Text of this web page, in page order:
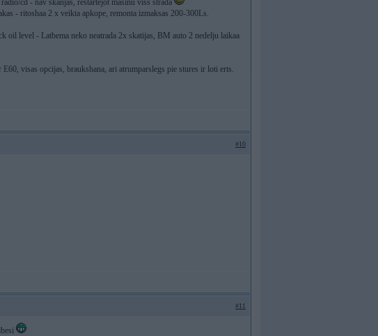
cd - nav skanjas, restartejot masinu viss strada
- ritoshaa 2 x veikta apkope, remonta izmaksas 200-300Ls.
oil level - Latbema neko neatrada 2x skatijas, BM auto 2 nedelju laikaa
visas opcijas, braukshana, ari atrumparslegs pie stures ir loti erts.
#10
#11